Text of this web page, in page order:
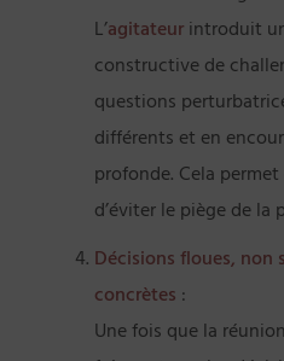
L’agitateurintroduit
constructive de
questions
différents et en
profonde. Cela
d’éviter le piège de la
Décisions floues, non
concrètes :
Une fois que la